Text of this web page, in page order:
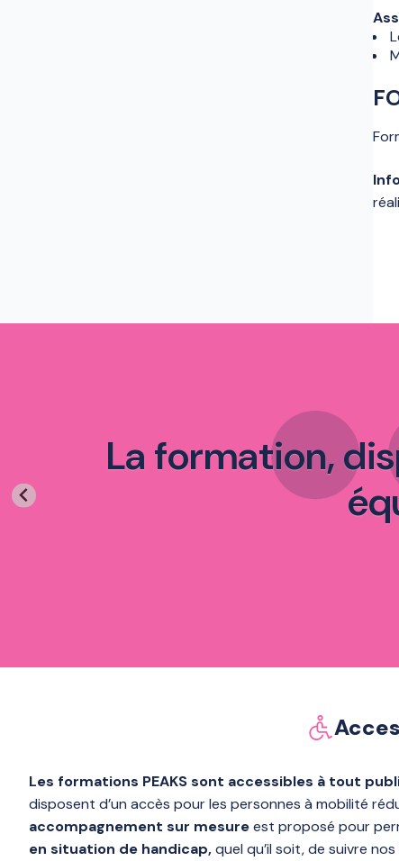
La formation,
Les formations PEAKS sont accessibles à tout
disposent d’un accès pour les
accompagnement sur mesure
est proposé
en situation de handicap,quel qu’il soit, de suivre nos formations dans les